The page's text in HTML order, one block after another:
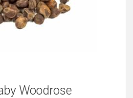
Woodrose